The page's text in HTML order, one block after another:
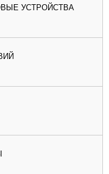
УСТРОЙСТВА